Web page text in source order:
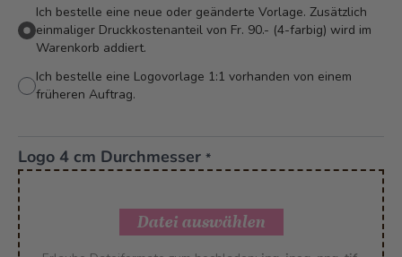
Ich bestelle eine neue oder geänderte Vorlage. Zusätzlich
einmaliger Druckkostenanteil von Fr. 90.- (4-farbig) wird im
Warenkorb addiert.
Ich bestelle eine Logovorlage 1:1 vorhanden von einem
früheren Auftrag.
Logo 4 cm Durchmesser *
Datei auswählen